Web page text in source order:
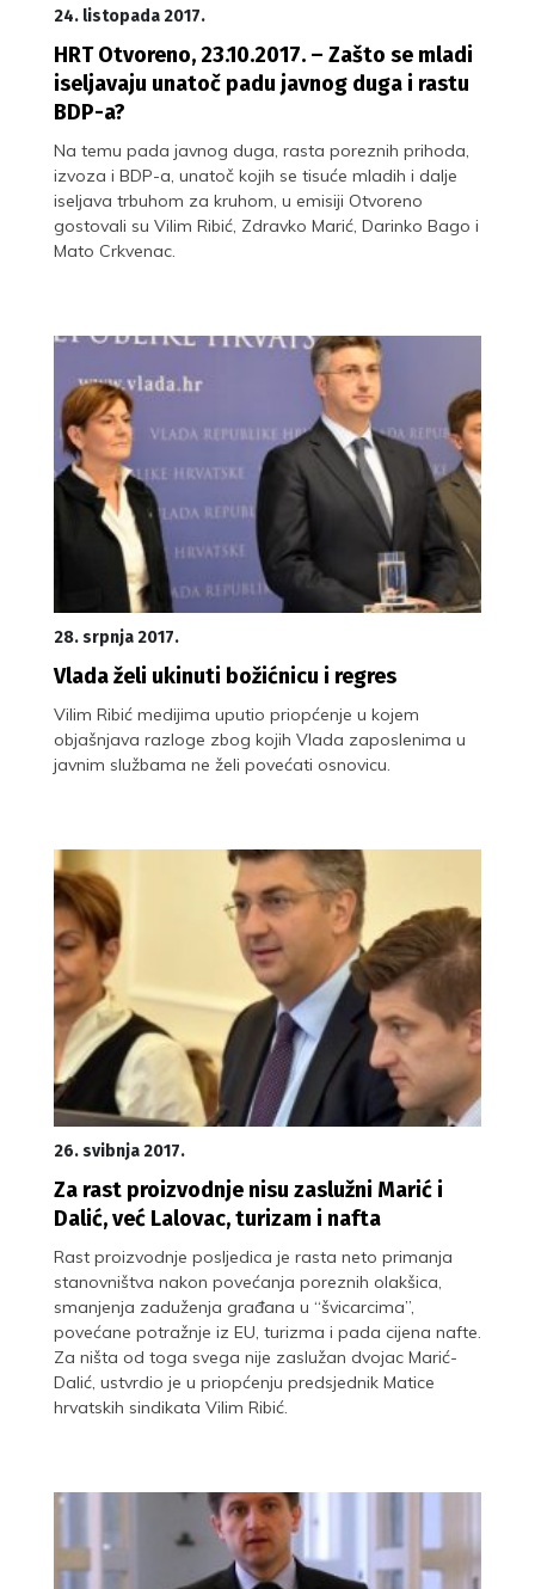
24. listopada 2017.
HRT Otvoreno, 23.10.2017. – Zašto se mladi
iseljavaju unatoč padu javnog duga i rastu
BDP-a?
Na temu pada javnog duga, rasta poreznih prihoda,
izvoza i BDP-a, unatoč kojih se tisuće mladih i dalje
iseljava trbuhom za kruhom, u emisiji Otvoreno
gostovali su Vilim Ribić, Zdravko Marić, Darinko Bago i
Mato Crkvenac.
28. srpnja 2017.
Vlada želi ukinuti božićnicu i regres
Vilim Ribić medijima uputio priopćenje u kojem
objašnjava razloge zbog kojih Vlada zaposlenima u
javnim službama ne želi povećati osnovicu.
26. svibnja 2017.
Za rast proizvodnje nisu zaslužni Marić i
Dalić, već Lalovac, turizam i nafta
Rast proizvodnje posljedica je rasta neto primanja
stanovništva nakon povećanja poreznih olakšica,
smanjenja zaduženja građana u “švicarcima”,
povećane potražnje iz EU, turizma i pada cijena nafte.
Za ništa od toga svega nije zaslužan dvojac Marić-
Dalić, ustvrdio je u priopćenju predsjednik Matice
hrvatskih sindikata Vilim Ribić.